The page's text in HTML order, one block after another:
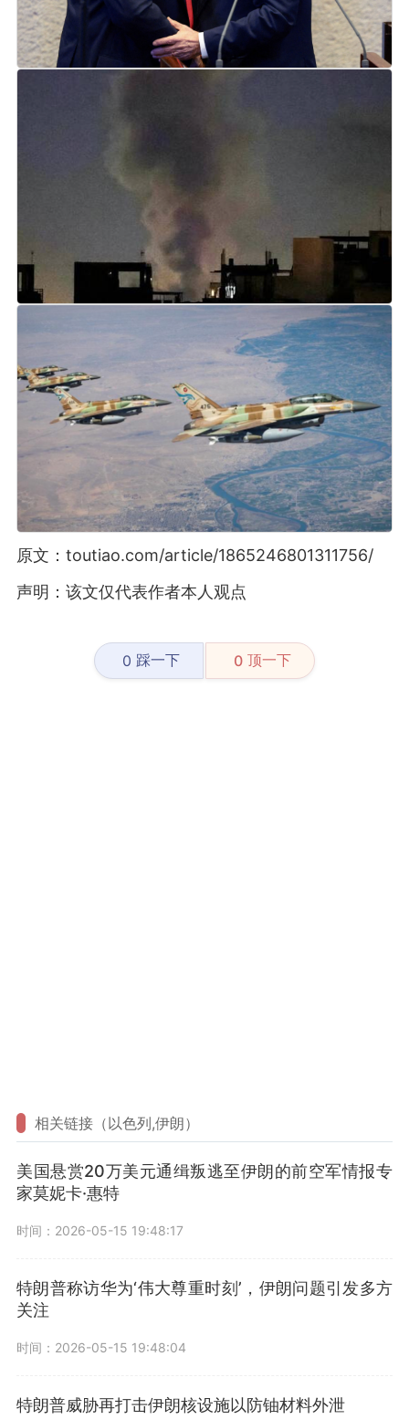
原文：toutiao.com/article/1865246801311756/
声明：该文仅代表作者本人观点
0 踩一下 0 顶一下
相关链接（以色列,伊朗）
美国悬赏20万美元通缉叛逃至伊朗的前空军情报专
家莫妮卡·惠特
时间：2026-05-15 19:48:17
特朗普称访华为‘伟大尊重时刻’，伊朗问题引发多方
关注
时间：2026-05-15 19:48:04
特朗普威胁再打击伊朗核设施以防铀材料外泄